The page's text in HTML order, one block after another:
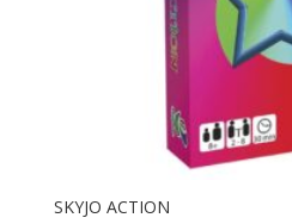
SKYJO ACTION